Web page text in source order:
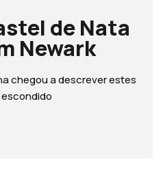
de Nata
Newark
chegou a descrever estes